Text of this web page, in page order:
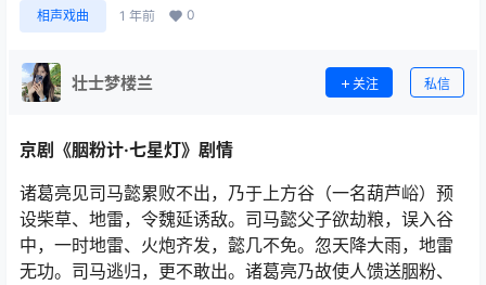
相声戏曲 1 年前 0
壮士梦楼兰 关注 私信
京剧《胭粉计·七星灯》剧情
诸葛亮见司马懿累败不出，乃于上方谷（一名葫芦峪）预
设柴草、地雷，令魏延诱敌。司马懿父子欲劫粮，误入谷
中，一时地雷、火炮齐发，懿几不免。忽天降大雨，地雷
无功。司马逃归，更不敢出。诸葛亮乃故使人馈送胭粉、